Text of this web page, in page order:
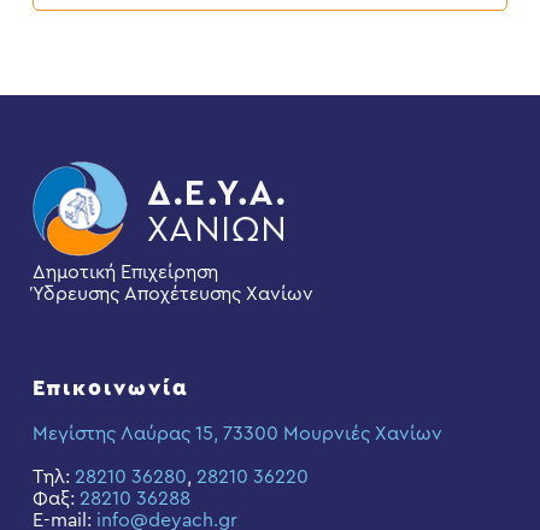
Δημοτική Επιχείρηση
Ύδρευσης Αποχέτευσης Χανίων
Επικοινωνία
Μεγίστης Λαύρας 15, 73300 Μουρνιές Χανίων
Τηλ: 28210 36280, 28210 36220
Φαξ: 28210 36288
E-mail: info@deyach.gr